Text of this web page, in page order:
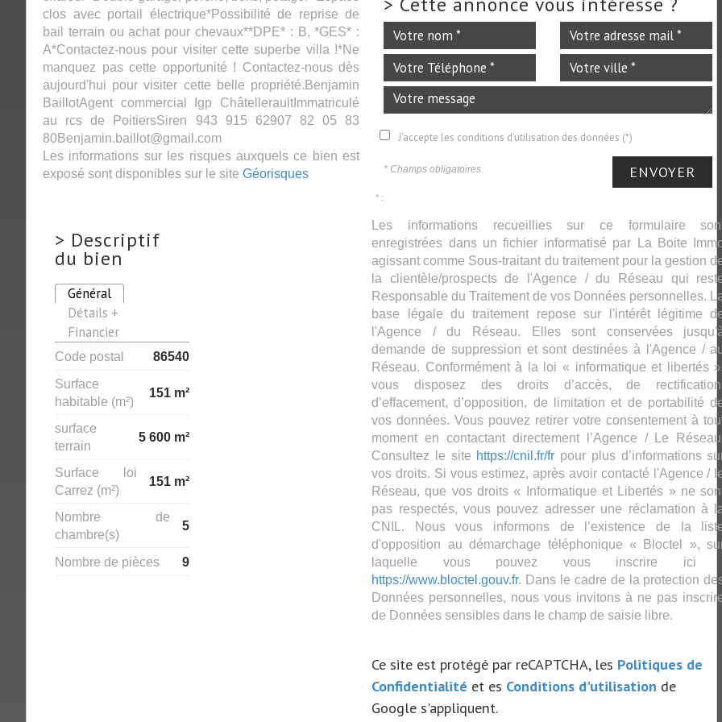
clos avec portail électrique*Possibilité de reprise de
bail terrain ou achat pour chevaux**DPE* : B, *GES* :
A*Contactez-nous pour visiter cette superbe villa !*Ne
manquez pas cette opportunité ! Contactez-nous dès
aujourd'hui pour visiter cette belle propriété.Benjamin
BaillotAgent commercial Igp ChâtelleraultImmatriculé
au rcs de PoitiersSiren 943 915 62907 82 05 83
80Benjamin.baillot@gmail.com
Les informations sur les risques auxquels ce bien est
exposé sont disponibles sur le site Géorisques
> Descriptif
du bien
Général
Détails +
Financier
Code postal
86540
Surface
habitable (m²)
151 m²
surface
terrain
5 600 m²
Surface loi
Carrez (m²)
151 m²
Nombre de
chambre(s)
5
Nombre de pièces 9
J'accepte les conditions d'utilisation des données (*)
* Champs obligatoires ENVOYER
* :
Les informations recueillies sur ce formulaire
enregistrées dans un fichier informatisé par La Boite
agissant comme Sous-traitant du traitement pour la gestion
la clientèle/prospects de l'Agence / du Réseau qui
Responsable du Traitement de vos Données personnelles.
base légale du traitement repose sur l'intérêt légitime
l'Agence / du Réseau. Elles sont conservées
demande de suppression et sont destinées à l'Agence /
Réseau. Conformément à la loi « informatique et libertés
vous disposez des droits d’accès, de
d’effacement, d’opposition, de limitation et de portabilité
vos données. Vous pouvez retirer votre consentement à
moment en contactant directement l’Agence / Le
Consultez le site https://cnil.fr/fr pour plus d’informations
vos droits. Si vous estimez, après avoir contacté l'Agence /
Réseau, que vos droits « Informatique et Libertés » ne
pas respectés, vous pouvez adresser une réclamation à
CNIL. Nous vous informons de l’existence de la
d'opposition au démarchage téléphonique « Bloctel »,
laquelle vous pouvez vous inscrire ici
https://www.bloctel.gouv.fr. Dans le cadre de la protection
Données personnelles, nous vous invitons à ne pas
de Données sensibles dans le champ de saisie libre.
Ce site est protégé par reCAPTCHA, les Politiques de
Confidentialité et es Conditions d'utilisation de
Google s'appliquent.